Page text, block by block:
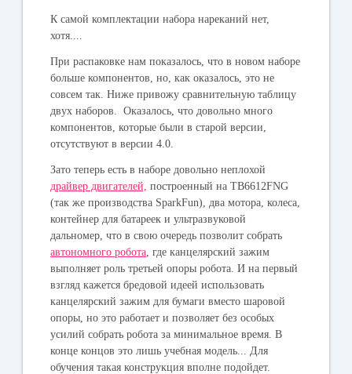
К самой комплектации набора нареканий нет,
хотя....
При распаковке нам показалось, что в новом наборе
больше компонентов, но, как оказалось, это не
совсем так. Ниже привожу сравнительную таблицу
двух наборов. Оказалось, что довольно много
компонентов, которые были в старой версии,
отсутствуют в версии 4.0.
Зато теперь есть в наборе довольно неплохой
драйвер двигателей, построенный на TB6612FNG
(так же производства SparkFun), два мотора, колеса,
контейнер для батареек и ультразвуковой
дальномер, что в свою очередь позволит собрать
автономного робота, где канцелярский зажим
выполняет роль третьей опоры робота. И на первый
взгляд кажется бредовой идеей использовать
канцелярский зажим для бумаги вместо шаровой
опоры, но это работает и позволяет без особых
усилий собрать робота за минимальное время. В
конце концов это лишь учебная модель... Для
обучения такая конструкция вполне подойдет.